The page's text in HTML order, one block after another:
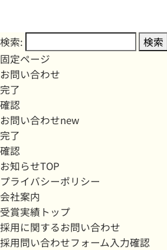
検索:
固定ページ
お問い合わせ
完了
確認
お問い合わせnew
完了
確認
お知らせTOP
プライバシーポリシー
会社案内
受賞実績トップ
採用に関するお問い合わせ
採用問い合わせフォーム入力確認